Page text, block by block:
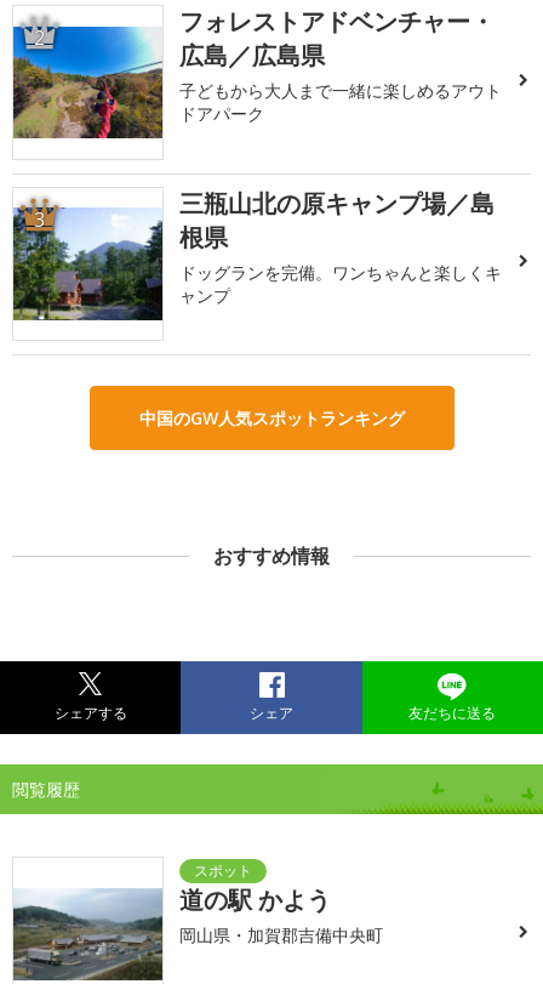
2
フォレストアドベンチャー・
広島／広島県
子どもから大人まで一緒に楽しめるアウト
ドアパーク
3
三瓶山北の原キャンプ場／島
根県
ドッグランを完備。ワンちゃんと楽しくキ
ャンプ
中国のGW人気スポットランキング
おすすめ情報
シェアする シェア 友だちに送る
閲覧履歴
道の駅 かよう
岡山県・加賀郡吉備中央町